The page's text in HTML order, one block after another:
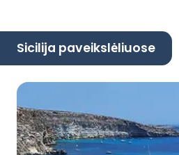
Sicilija paveikslėliuose